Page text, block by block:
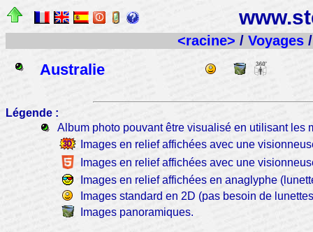
<racine> / Voyages
Australie
Légende :
Album photo pouvant être visualisé en utilisant les
Images en relief affichées avec une
Images en relief affichées avec une
Images en relief affichées en anaglyphe
Images standard en 2D (pas besoin de
Images panoramiques.